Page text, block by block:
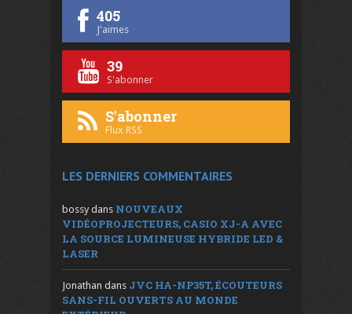
405
J'aimes
39
S'abonner
S'abonner
Flux RSS
LES DERNIERS COMMENTAIRES
bossy dans NOUVEAUX
VIDÉOPROJECTEURS, CASIO XJ-A AVEC
LA SOURCE LUMINEUSE HYBRIDE LED &
LASER
Jonathan dans JVC HA-NP35T, ÉCOUTEURS
SANS-FIL OUVERTS AU MONDE